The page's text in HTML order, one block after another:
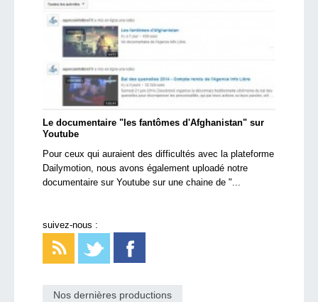
Le documentaire "les fantômes d'Afghanistan" sur
Youtube
Pour ceux qui auraient des difficultés avec la plateforme
Dailymotion, nous avons également uploadé notre
documentaire sur Youtube sur une chaine de "...
suivez-nous :
Nos dernières productions